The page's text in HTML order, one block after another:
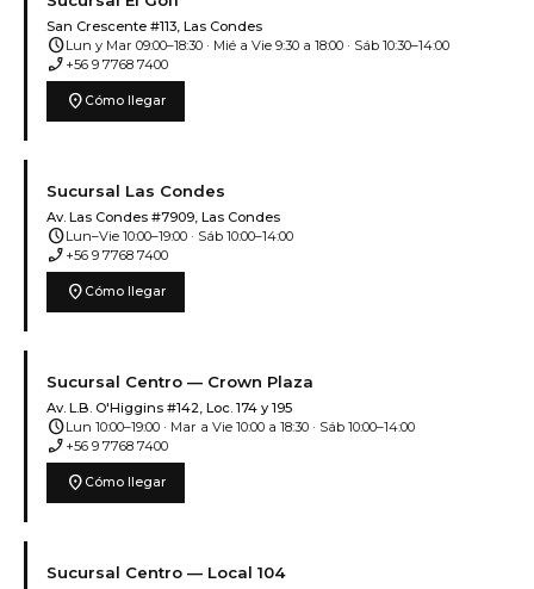
San Crescente #113, Las Condes
scheduleLun y Mar 09:00–18:30 · Mié a Vie 9:30 a 18:00 · Sáb 10:30–14:00
phone_enabled +56 9 7768 7400
location_on Cómo llegar
Sucursal Las Condes
Av. Las Condes #7909, Las Condes
scheduleLun–Vie 10:00–19:00 · Sáb 10:00–14:00
phone_enabled +56 9 7768 7400
location_on Cómo llegar
Sucursal Centro — Crown Plaza
Av. L.B. O'Higgins #142, Loc. 174 y 195
scheduleLun 10:00–19:00 · Mar a Vie 10:00 a 18:30 · Sáb 10:00–14:00
phone_enabled +56 9 7768 7400
location_on Cómo llegar
Sucursal Centro — Local 104